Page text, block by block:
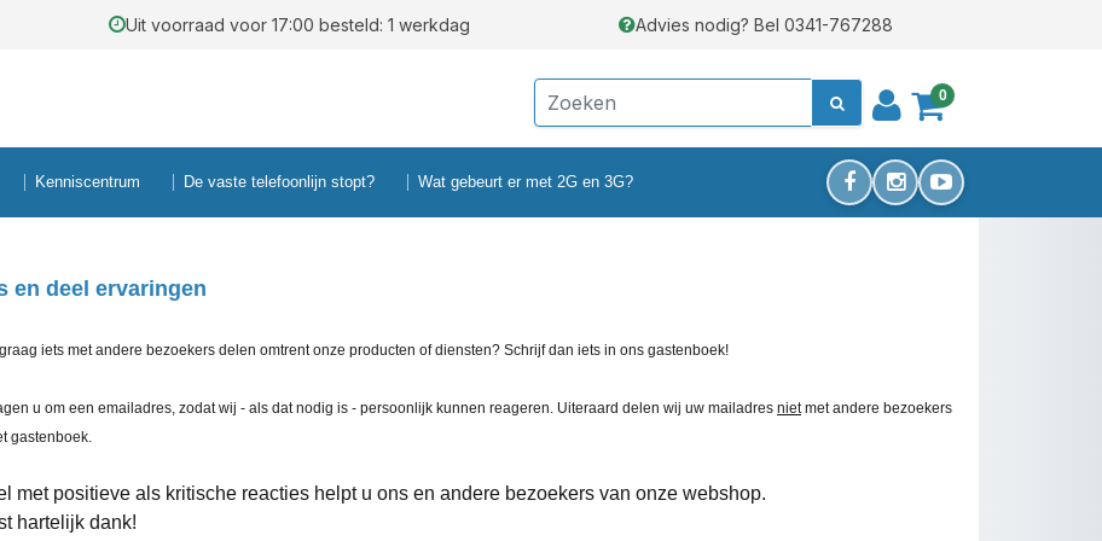
Uit voorraad voor 17:00 besteld: 1 werkdag Advies nodig? Bel 0341-767288
0
Kenniscentrum De vaste telefoonlijn stopt? Wat gebeurt er met 2G en 3G?
en deel ervaringen
iets met andere bezoekers delen omtrent onze producten of diensten? Schrijf dan iets in ons gastenboek!
u om een emailadres, zodat wij - als dat nodig is - persoonlijk kunnen reageren. Uiteraard delen wij uw mailadres nietmet andere bezoekers
gastenboek.
met positieve als kritische reacties helpt u ons en andere bezoekers van onze webshop.
hartelijk dank!